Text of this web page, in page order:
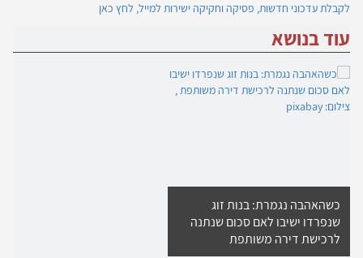
לקבלת עדכוני חדשות, פסיקה וחקיקה ישירות למייל, לחץ כאן
עוד בנושא
כשהאהבה נגמרת: בנות זוג
שנפרדו ישיבו לאם סכום שנתנה
לרכישת דירה משותפת